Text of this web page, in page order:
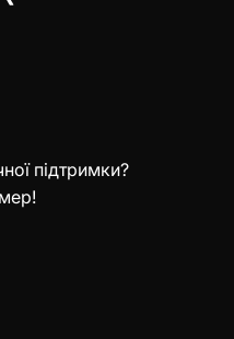
підтримки?